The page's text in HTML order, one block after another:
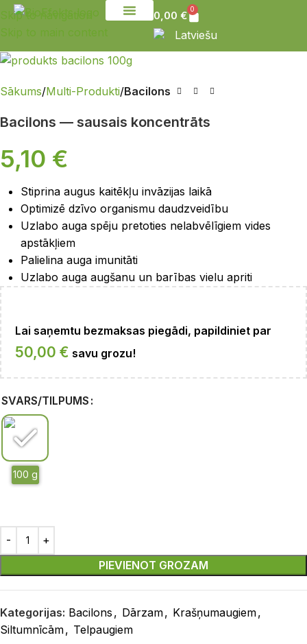
Skip to navigation
Skip to main content
0,00 €
0
Latviešu
Sākums Multi-Produkti Bacilons
Bacilons — sausais koncentrāts
5,10 €
Stiprina augus kaitēkļu invāzijas laikā
Optimizē dzīvo organismu daudzveidību
Uzlabo auga spēju pretoties nelabvēlīgiem vides
apstākļiem
Palielina auga imunitāti
Uzlabo auga augšanu un barības vielu apriti
Lai saņemtu bezmaksas piegādi, papildiniet par
50,00 € savu grozu!
SVARS/TILPUMS
PIEVIENOT GROZAM
Kategorijas: Bacilons , Dārzam, Krašņumaugiem,
Siltumnīcām, Telpaugiem